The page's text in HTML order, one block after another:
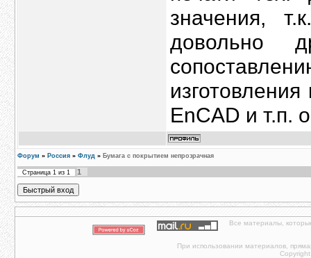
значения,
довольно
EnCAD и т.п.
Форум » Россия » Флуд » Бумага с покрытием непрозрачная
Страница 1 из 1 1
Все материалы,
При использовании материалов,